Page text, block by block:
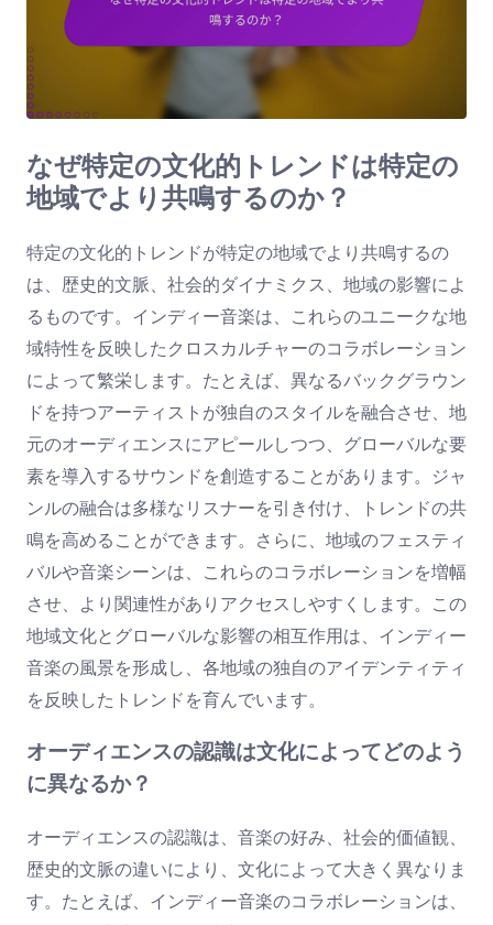
なぜ特定の文化的トレンドは特定の
地域でより共鳴するのか？
特定の文化的トレンドが特定の地域でより共鳴するの
は、歴史的文脈、社会的ダイナミクス、地域の影響によ
るものです。インディー音楽は、これらのユニークな地
域特性を反映したクロスカルチャーのコラボレーション
によって繁栄します。たとえば、異なるバックグラウン
ドを持つアーティストが独自のスタイルを融合させ、地
元のオーディエンスにアピールしつつ、グローバルな要
素を導入するサウンドを創造することがあります。ジャ
ンルの融合は多様なリスナーを引き付け、トレンドの共
鳴を高めることができます。さらに、地域のフェスティ
バルや音楽シーンは、これらのコラボレーションを増幅
させ、より関連性がありアクセスしやすくします。この
地域文化とグローバルな影響の相互作用は、インディー
音楽の風景を形成し、各地域の独自のアイデンティティ
を反映したトレンドを育んでいます。
オーディエンスの認識は文化によってどのよう
に異なるか？
オーディエンスの認識は、音楽の好み、社会的価値観、
歴史的文脈の違いにより、文化によって大きく異なりま
す。たとえば、インディー音楽のコラボレーションは、